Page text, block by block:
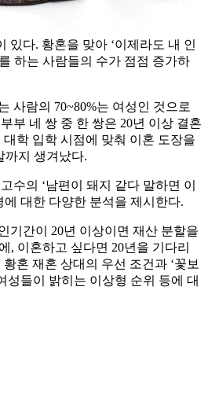
있다. 황혼을 맞아 ‘이제라도 내 인
하는 사람들의 수가 점점 증가하
사람의 70~80%는 여성인 것으로
부 네 쌍 중 한 쌍은 20년 이상 결혼
학 입학 시점에 맞춰 이혼 도장을
까지 생겨났다.
수의 ‘남편이 돼지 같다 말하면 이
에 대한 다양한 분석을 제시한다.
기간이 20년 이상이면 재산 분할을
, 이혼하고 싶다면 20년을 기다리
혼 재혼 상대의 우선 조건과 ‘꽃보
성들이 밝히는 이상형 순위 등에 대